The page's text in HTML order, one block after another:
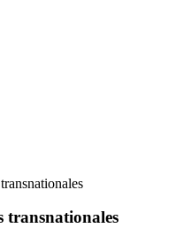
transnationales